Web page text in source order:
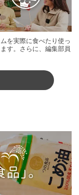
を実際に食べたり使っ
す。さらに、編集部員